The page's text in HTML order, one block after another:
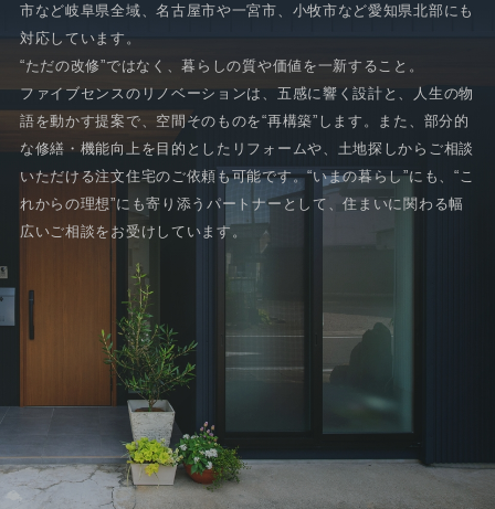
市など岐阜県全域、名古屋市や一宮市、小牧市など愛知県北部にも
対応しています。
“ただの改修”ではなく、暮らしの質や価値を一新すること。
ファイブセンスのリノベーションは、五感に響く設計と、人生の物
語を動かす提案で、空間そのものを“再構築”します。また、部分的
な修繕・機能向上を目的としたリフォームや、土地探しからご相談
いただける注文住宅のご依頼も可能です。“いまの暮らし”にも、“こ
れからの理想”にも寄り添うパートナーとして、住まいに関わる幅
広いご相談をお受けしています。